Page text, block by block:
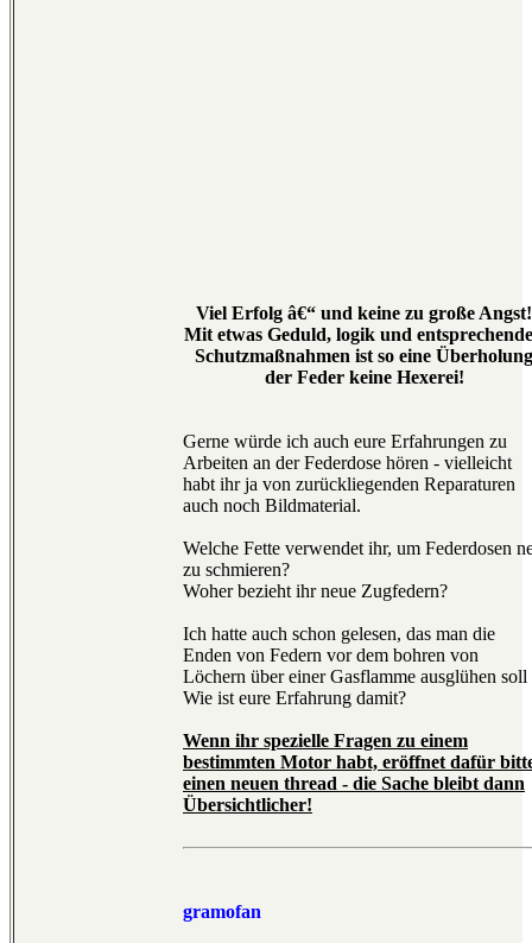
Viel Erfolg â€“ und keine zu große Angst!
Mit etwas Geduld, logik und
Schutzmaßnahmen ist so eine Überholung
der Feder keine Hexerei!
Gerne würde ich auch eure Erfahrungen zu
Arbeiten an der Federdose hören - vielleicht
habt ihr ja von zurückliegenden Reparaturen
auch noch Bildmaterial.
Welche Fette verwendet ihr, um Federdosen
zu schmieren?
Woher bezieht ihr neue Zugfedern?
Ich hatte auch schon gelesen, das man die
Enden von Federn vor dem bohren von
Löchern über einer Gasflamme ausglühen soll
Wie ist eure Erfahrung damit?
Wenn ihr spezielle Fragen zu einem
bestimmten Motor habt, eröffnet dafür
einen neuen thread - die Sache bleibt dann
Übersichtlicher!
gramofan